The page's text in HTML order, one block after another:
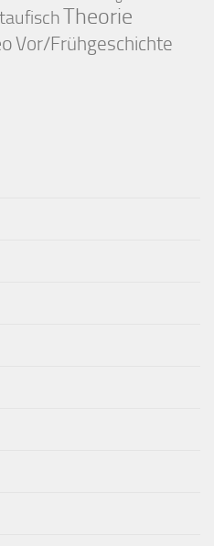
Theorie
Vor/Frühgeschichte